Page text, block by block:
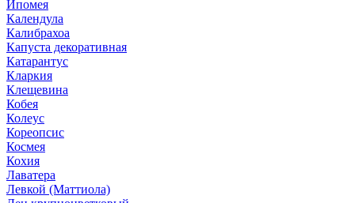
Ипомея
Календула
Калибрахоа
Капуста декоративная
Катарантус
Кларкия
Клещевина
Кобея
Колеус
Кореопсис
Космея
Кохия
Лаватера
Левкой (Маттиола)